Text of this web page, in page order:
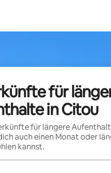
für
in Citou
für längere
auch einen Monat oder
kannst.